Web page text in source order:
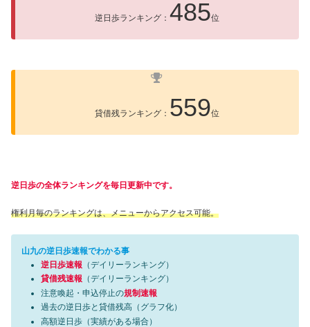
逆日歩ランキング： 485位
貸借残ランキング： 559位
逆日歩の全体ランキングを毎日更新中です。
権利月毎のランキングは、メニューからアクセス可能。
山九の逆日歩速報でわかる事
逆日歩速報 （デイリーランキング）
貸借残速報 （デイリーランキング）
注意喚起・申込停止の規制速報
過去の逆日歩と貸借残高（グラフ化）
高額逆日歩（実績がある場合）